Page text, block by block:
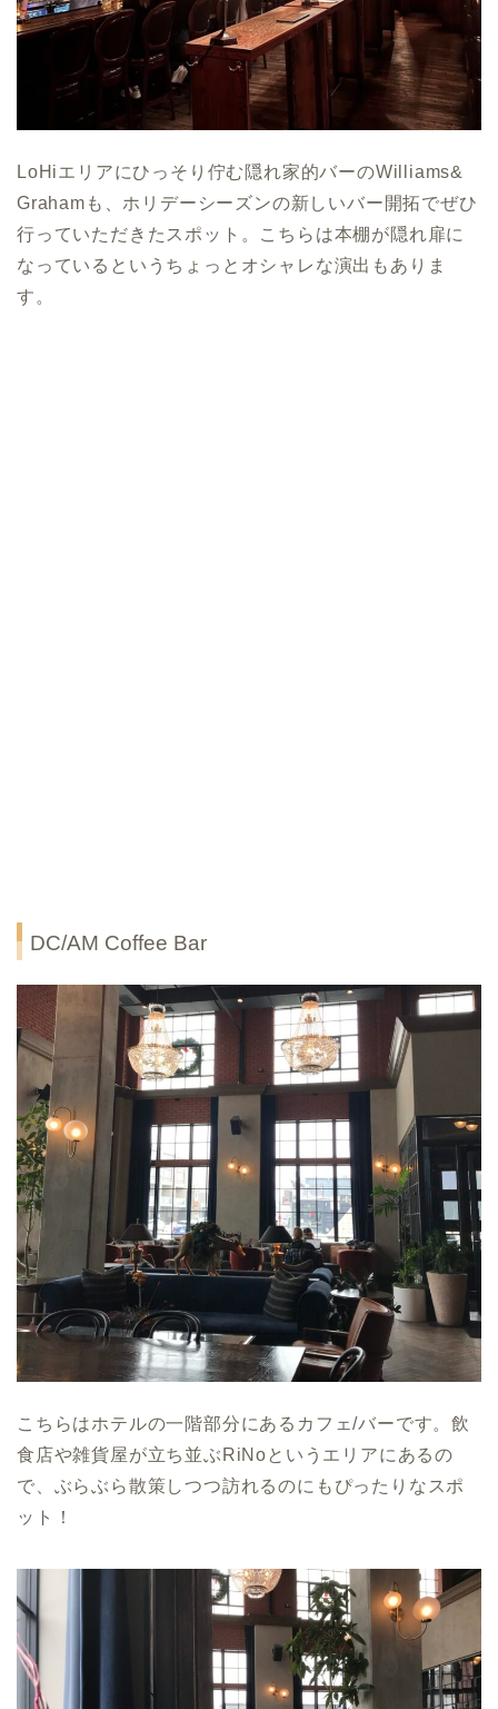
LoHiエリアにひっそり佇む隠れ家的バーのWilliams&
Grahamも、ホリデーシーズンの新しいバー開拓でぜひ
行っていただきたスポット。こちらは本棚が隠れ扉に
なっているというちょっとオシャレな演出もありま
す。
DC/AM Coffee Bar
こちらはホテルの一階部分にあるカフェ/バーです。飲
食店や雑貨屋が立ち並ぶRiNoというエリアにあるの
で、ぶらぶら散策しつつ訪れるのにもぴったりなスポ
ット！